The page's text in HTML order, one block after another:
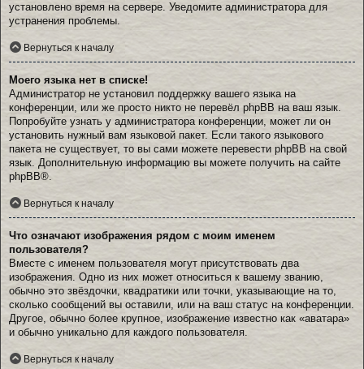
установлено время на сервере. Уведомите администратора для
устранения проблемы.
Вернуться к началу
Моего языка нет в списке!
Администратор не установил поддержку вашего языка на
конференции, или же просто никто не перевёл phpBB на ваш язык.
Попробуйте узнать у администратора конференции, может ли он
установить нужный вам языковой пакет. Если такого языкового
пакета не существует, то вы сами можете перевести phpBB на свой
язык. Дополнительную информацию вы можете получить на сайте
phpBB®.
Вернуться к началу
Что означают изображения рядом с моим именем
пользователя?
Вместе с именем пользователя могут присутствовать два
изображения. Одно из них может относиться к вашему званию,
обычно это звёздочки, квадратики или точки, указывающие на то,
сколько сообщений вы оставили, или на ваш статус на конференции.
Другое, обычно более крупное, изображение известно как «аватара»
и обычно уникально для каждого пользователя.
Вернуться к началу